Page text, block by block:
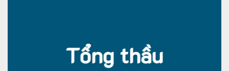
Tổng thầu